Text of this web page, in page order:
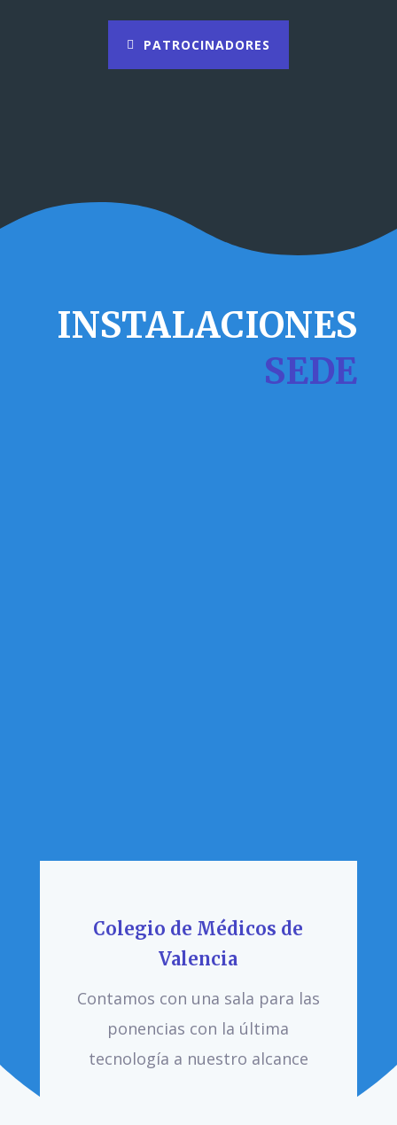
PATROCINADORES
INSTALACIONES
SEDE
Colegio de Médicos de
Valencia
Contamos con una sala para las
ponencias con la última
tecnología a nuestro alcance